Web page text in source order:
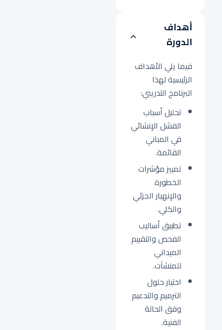
أهداف
الدورة
فيما يلي الأهداف
الرئيسية لهذا
البرنامج التدريبي:
تحليل أسباب
الفشل الإنشائي
في المباني
القائمة.
تمييز مؤشرات
الخطورة
والإنهيار الجزئي
والكلي.
تطبيق أساليب
الفحص والتقييم
الميداني
للمنشآت.
اختيار حلول
الترميم والتدعيم
وفق الحالة
الفنية.